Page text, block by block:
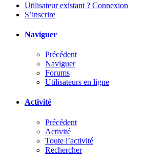
Utilisateur existant ? Connexion
S’inscrire
Naviguer
Précédent
Naviguer
Forums
Utilisateurs en ligne
Activité
Précédent
Activité
Toute l’activité
Rechercher